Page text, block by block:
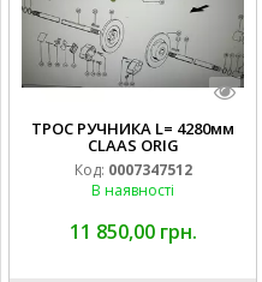
ТРОС РУЧНИКА L= 4280мм
CLAAS ORIG
Код: 0007347512
В наявності
11 850,00 грн.